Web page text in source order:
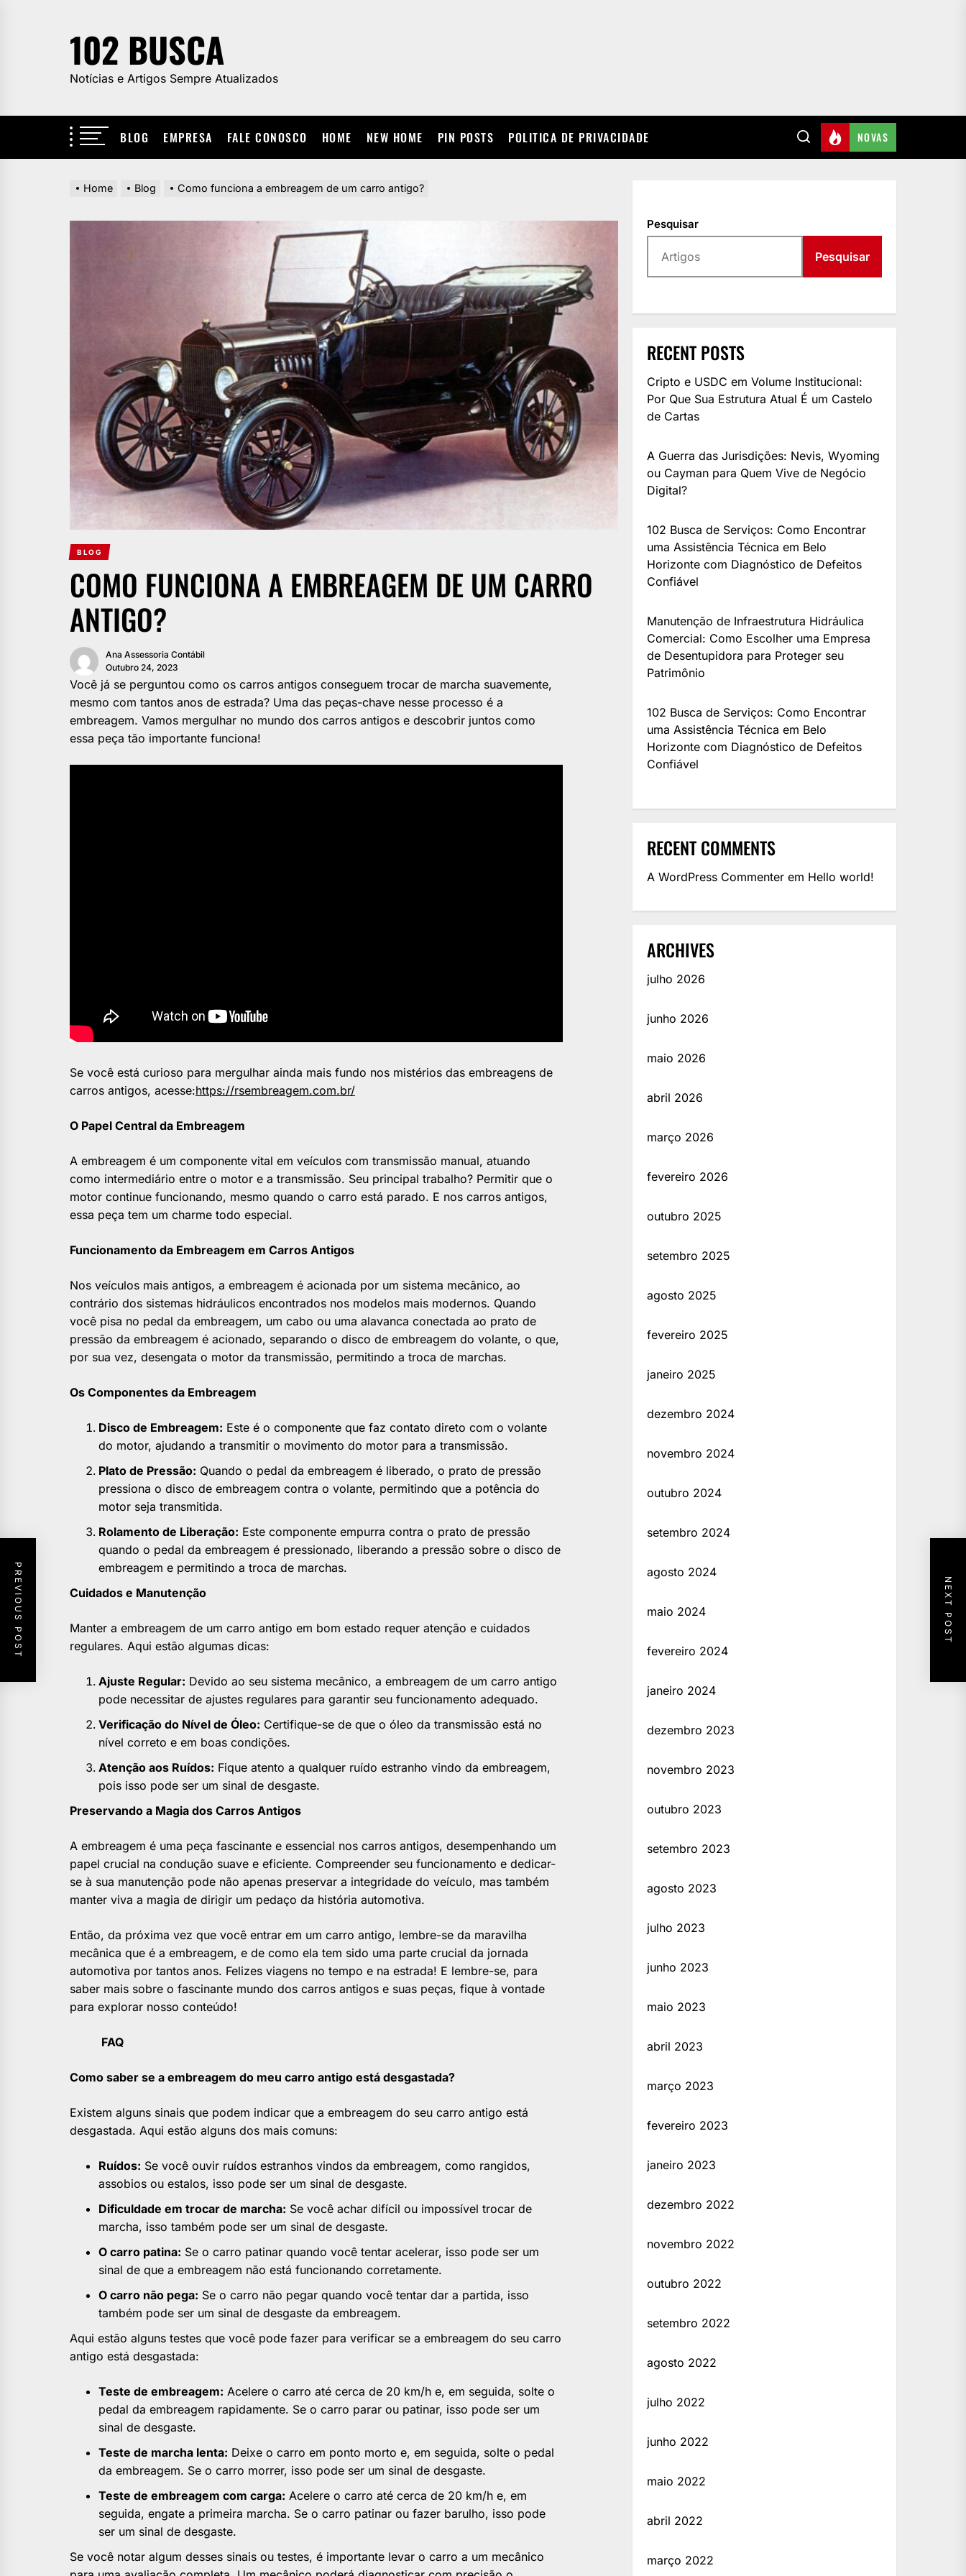
102 BUSCA
Notícias e Artigos Sempre Atualizados
BLOG EMPRESA FALE CONOSCO HOME NEW HOME PIN POSTS POLITICA DE PRIVACIDADE NOVAS
Home Blog Como funciona a embreagem de um carro antigo?
BLOG
COMO FUNCIONA A EMBREAGEM DE UM CARRO
ANTIGO?
Ana Assessoria Contábil
Outubro 24, 2023
Você já se perguntou como os carros antigos conseguem trocar de marcha suavemente,
mesmo com tantos anos de estrada? Uma das peças-chave nesse processo é a
embreagem. Vamos mergulhar no mundo dos carros antigos e descobrir juntos como
essa peça tão importante funciona!
Se você está curioso para mergulhar ainda mais fundo nos mistérios das embreagens de
carros antigos, acesse:https://rsembreagem.com.br/
O Papel Central da Embreagem
A embreagem é um componente vital em veículos com transmissão manual, atuando
como intermediário entre o motor e a transmissão. Seu principal trabalho? Permitir que o
motor continue funcionando, mesmo quando o carro está parado. E nos carros antigos,
essa peça tem um charme todo especial.
Funcionamento da Embreagem em Carros Antigos
Nos veículos mais antigos, a embreagem é acionada por um sistema mecânico, ao
contrário dos sistemas hidráulicos encontrados nos modelos mais modernos. Quando
você pisa no pedal da embreagem, um cabo ou uma alavanca conectada ao prato de
pressão da embreagem é acionado, separando o disco de embreagem do volante, o que,
por sua vez, desengata o motor da transmissão, permitindo a troca de marchas.
Os Componentes da Embreagem
Disco de Embreagem: Este é o componente que faz contato direto com o volante
do motor, ajudando a transmitir o movimento do motor para a transmissão.
Plato de Pressão: Quando o pedal da embreagem é liberado, o prato de pressão
pressiona o disco de embreagem contra o volante, permitindo que a potência do
motor seja transmitida.
Rolamento de Liberação: Este componente empurra contra o prato de pressão
quando o pedal da embreagem é pressionado, liberando a pressão sobre o disco de
embreagem e permitindo a troca de marchas.
Cuidados e Manutenção
Manter a embreagem de um carro antigo em bom estado requer atenção e cuidados
regulares. Aqui estão algumas dicas:
Ajuste Regular: Devido ao seu sistema mecânico, a embreagem de um carro antigo
pode necessitar de ajustes regulares para garantir seu funcionamento adequado.
Verificação do Nível de Óleo: Certifique-se de que o óleo da transmissão está no
nível correto e em boas condições.
Atenção aos Ruídos: Fique atento a qualquer ruído estranho vindo da embreagem,
pois isso pode ser um sinal de desgaste.
Preservando a Magia dos Carros Antigos
A embreagem é uma peça fascinante e essencial nos carros antigos, desempenhando um
papel crucial na condução suave e eficiente. Compreender seu funcionamento e dedicar-
se à sua manutenção pode não apenas preservar a integridade do veículo, mas também
manter viva a magia de dirigir um pedaço da história automotiva.
Então, da próxima vez que você entrar em um carro antigo, lembre-se da maravilha
mecânica que é a embreagem, e de como ela tem sido uma parte crucial da jornada
automotiva por tantos anos. Felizes viagens no tempo e na estrada! E lembre-se, para
saber mais sobre o fascinante mundo dos carros antigos e suas peças, fique à vontade
para explorar nosso conteúdo!
FAQ
Como saber se a embreagem do meu carro antigo está desgastada?
Existem alguns sinais que podem indicar que a embreagem do seu carro antigo está
desgastada. Aqui estão alguns dos mais comuns:
Ruídos: Se você ouvir ruídos estranhos vindos da embreagem, como rangidos,
assobios ou estalos, isso pode ser um sinal de desgaste.
Dificuldade em trocar de marcha: Se você achar difícil ou impossível trocar de
marcha, isso também pode ser um sinal de desgaste.
O carro patina: Se o carro patinar quando você tentar acelerar, isso pode ser um
sinal de que a embreagem não está funcionando corretamente.
O carro não pega: Se o carro não pegar quando você tentar dar a partida, isso
também pode ser um sinal de desgaste da embreagem.
Aqui estão alguns testes que você pode fazer para verificar se a embreagem do seu carro
antigo está desgastada:
Teste de embreagem: Acelere o carro até cerca de 20 km/h e, em seguida, solte o
pedal da embreagem rapidamente. Se o carro parar ou patinar, isso pode ser um
sinal de desgaste.
Teste de marcha lenta: Deixe o carro em ponto morto e, em seguida, solte o pedal
da embreagem. Se o carro morrer, isso pode ser um sinal de desgaste.
Teste de embreagem com carga: Acelere o carro até cerca de 20 km/h e, em
seguida, engate a primeira marcha. Se o carro patinar ou fazer barulho, isso pode
ser um sinal de desgaste.
Se você notar algum desses sinais ou testes, é importante levar o carro a um mecânico
PREVIOUS POST NEXT POST
Pesquisar
Pesquisar
RECENT POSTS
Cripto e USDC em Volume Institucional:
Por Que Sua Estrutura Atual É um Castelo
de Cartas
A Guerra das Jurisdições: Nevis, Wyoming
ou Cayman para Quem Vive de Negócio
Digital?
102 Busca de Serviços: Como Encontrar
uma Assistência Técnica em Belo
Horizonte com Diagnóstico de Defeitos
Confiável
Manutenção de Infraestrutura Hidráulica
Comercial: Como Escolher uma Empresa
de Desentupidora para Proteger seu
Patrimônio
102 Busca de Serviços: Como Encontrar
uma Assistência Técnica em Belo
Horizonte com Diagnóstico de Defeitos
Confiável
RECENT COMMENTS
A WordPress Commenter em Hello world!
ARCHIVES
julho 2026
junho 2026
maio 2026
abril 2026
março 2026
fevereiro 2026
outubro 2025
setembro 2025
agosto 2025
fevereiro 2025
janeiro 2025
dezembro 2024
novembro 2024
outubro 2024
setembro 2024
agosto 2024
maio 2024
fevereiro 2024
janeiro 2024
dezembro 2023
novembro 2023
outubro 2023
setembro 2023
agosto 2023
julho 2023
junho 2023
maio 2023
abril 2023
março 2023
fevereiro 2023
janeiro 2023
dezembro 2022
novembro 2022
outubro 2022
setembro 2022
agosto 2022
julho 2022
junho 2022
maio 2022
abril 2022
março 2022